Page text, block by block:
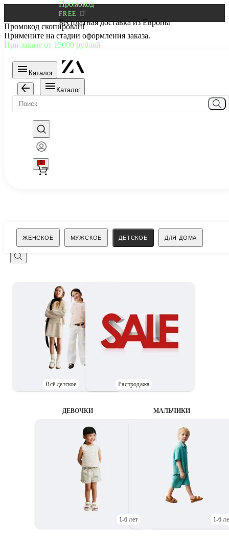
Промокод
FREE
Бесплатная доставка из Европы
Промокод скопирован!
Примените на стадии оформления заказа.
При заказе от 15000 рублей
Каталог
Каталог
0
ЖЕНСКОЕ МУЖСКОЕ ДЕТСКОЕ ДЛЯ ДОМА
Поиск
Всё детское Распродажа
ДЕВОЧКИ
1-6 лет
MАЛЬЧИКИ
1-6